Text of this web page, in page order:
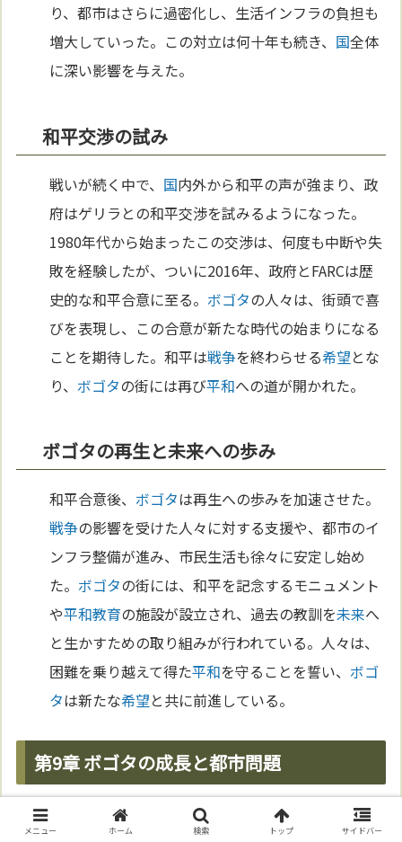
り、都市はさらに過密化し、生活インフラの負担も
増大していった。この対立は何十年も続き、 国全体
に深い影響を与えた。
和平交渉の試み
戦いが続く中で、 国内外から和平の声が強まり、政
府はゲリラとの和平交渉を試みるようになった。
1980年代から始まったこの交渉は、何度も中断や失
敗を経験したが、ついに2016年、政府とFARCは歴
史的な和平合意に至る。 ボゴタの人々は、街頭で喜
びを表現し、この合意が新たな時代の始まりになる
ことを期待した。和平は戦争を終わらせる希望とな
り、 ボゴタの街には再び平和への道が開かれた。
ボゴタの再生と未来への歩み
和平合意後、 ボゴタは再生への歩みを加速させた。
戦争の影響を受けた人々に対する支援や、都市のイ
ンフラ整備が進み、市民生活も徐々に安定し始め
た。 ボゴタの街には、和平を記念するモニュメント
や平和教育の施設が設立され、過去の教訓を未来へ
と生かすための取り組みが行われている。人々は、
困難を乗り越えて得た平和を守ることを誓い、 ボゴ
タは新たな希望と共に前進している。
第9章 ボゴタの成長と都市問題
急成長するボゴタの都市構造
メニュー ホーム 検索 トップ サイドバー